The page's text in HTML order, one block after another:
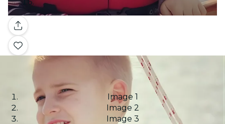
Galería
Image 1
Image 2
Image 3